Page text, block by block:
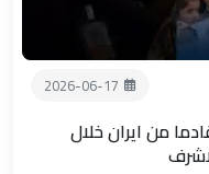
2026-06-17
من ايران خلال